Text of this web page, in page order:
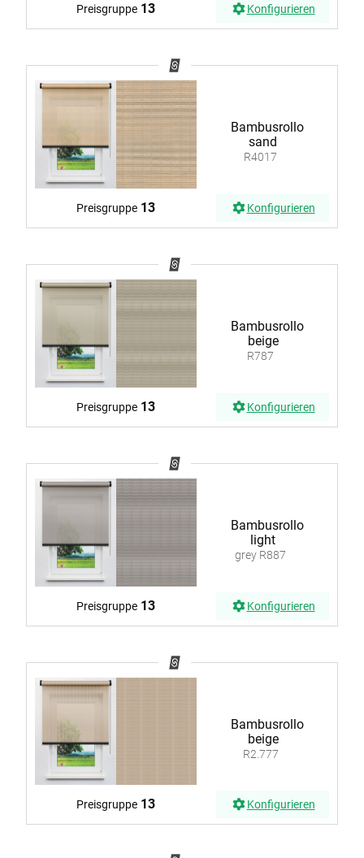
Preisgruppe 13 Konfigurieren
Bambusrollo
sand
R4017
Preisgruppe 13 Konfigurieren
Bambusrollo
beige
R787
Preisgruppe 13 Konfigurieren
Bambusrollo
light
grey R887
Preisgruppe 13 Konfigurieren
Bambusrollo
beige
R2.777
Preisgruppe 13 Konfigurieren